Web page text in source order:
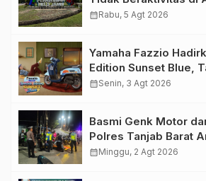
Migas Demi
calendar_monthRabu, 5 Agt 2026
Yamaha Fazzio
Edition Sunset Blue,
Retro Summer yang
calendar_monthSenin, 3 Agt 2026
Basmi Genk Motor
Polres Tanjab Barat
Kendaraan
calendar_monthMinggu, 2 Agt 2026